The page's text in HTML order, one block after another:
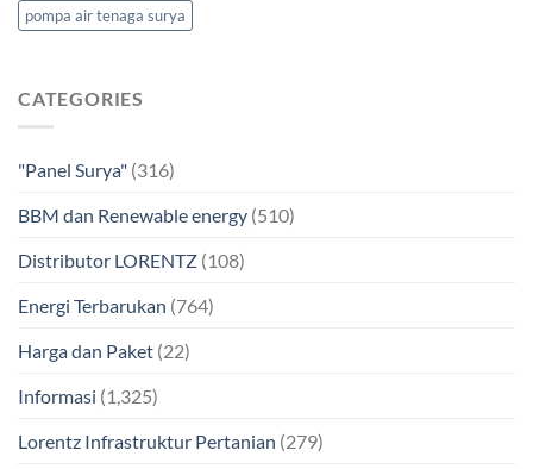
pompa air tenaga surya
CATEGORIES
"Panel Surya" (316)
BBM dan Renewable energy (510)
Distributor LORENTZ (108)
Energi Terbarukan (764)
Harga dan Paket (22)
Informasi (1,325)
Lorentz Infrastruktur Pertanian (279)